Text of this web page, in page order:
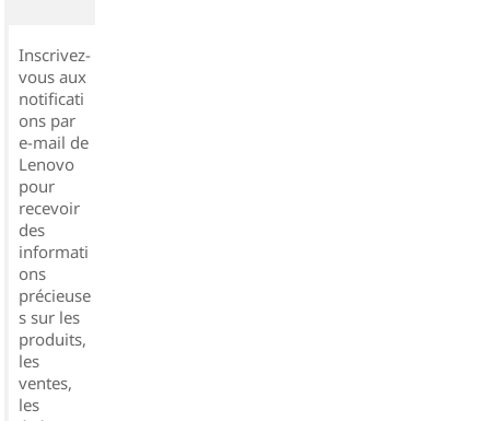
Inscrivez-
vous aux
notificati
ons par
e-mail de
Lenovo
pour
recevoir
des
informati
ons
précieuse
s sur les
produits,
les
ventes,
les